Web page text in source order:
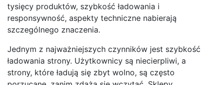
tysięcy produktów, szybkość ładowania i
responsywność, aspekty techniczne nabierają
szczególnego znaczenia.
Jednym z najważniejszych czynników jest szybkość
ładowania strony. Użytkownicy są niecierpliwi, a
strony, które ładują się zbyt wolno, są często